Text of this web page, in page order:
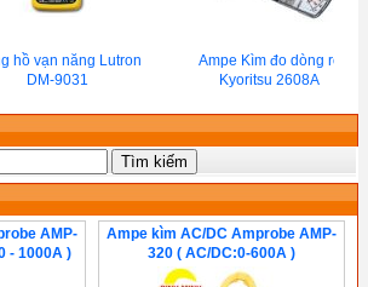
hồ vạn năng Lutron
DM-9031
Ampe Kìm đo dòng rò
Kyoritsu 2608A
AMP-
- 1000A )
Ampe kìm AC/DC Amprobe AMP-
320 ( AC/DC:0-600A )